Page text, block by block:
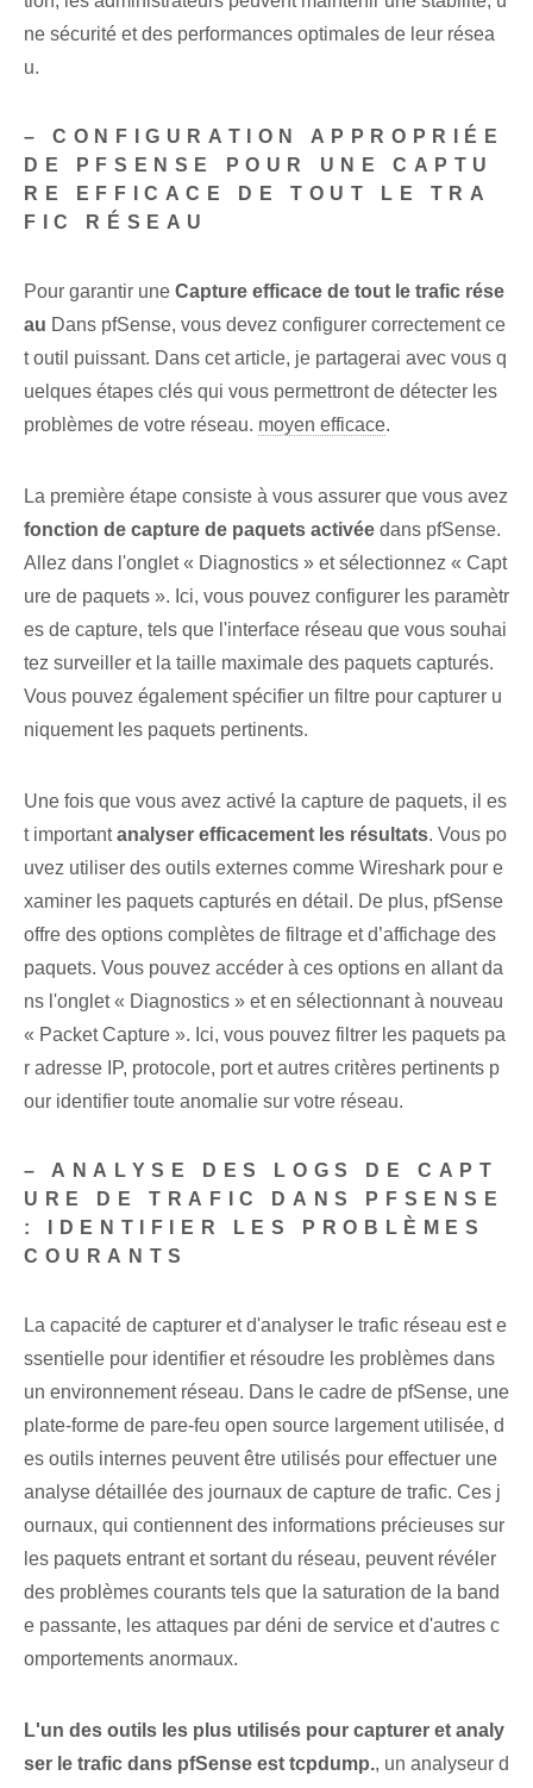
ne sécurité et des performances optimales de leur résea
u.
– CONFIGURATION APPROPRIÉE
DE PFSENSE POUR UNE CAPTU
RE EFFICACE DE TOUT LE TRA
FIC RÉSEAU
Pour garantir une Capture efficace de tout le trafic rése
au Dans pfSense, vous devez configurer correctement ce
t outil puissant. Dans cet article, je partagerai avec vous q
uelques étapes clés qui vous permettront de détecter les
problèmes de votre réseau. moyen efficace.
La première étape consiste à vous assurer que vous avez
fonction de capture de paquets activée dans pfSense.
Allez dans l'onglet « Diagnostics » et sélectionnez « Capt
ure de paquets ». Ici, vous pouvez configurer les paramètr
es de capture, tels que l'interface réseau que vous souhai
tez surveiller et la taille maximale des paquets capturés.
Vous pouvez également spécifier un filtre pour capturer u
niquement les paquets pertinents.
Une fois que vous avez activé la capture de paquets, il es
t importantanalyser efficacement les résultats. Vous po
uvez utiliser des outils externes comme Wireshark pour e
xaminer les paquets capturés en détail. De plus, pfSense
offre des options complètes de filtrage et d’affichage des
paquets. Vous pouvez accéder à ces options en allant da
ns l'onglet « Diagnostics » et en sélectionnant à nouveau
« Packet Capture ». Ici, vous pouvez filtrer les paquets pa
r adresse IP, protocole, port et autres critères pertinents p
our identifier toute anomalie sur votre réseau.
– ANALYSE DES LOGS DE CAPT
URE DE TRAFIC DANS PFSENSE
: IDENTIFIER LES PROBLÈMES
COURANTS
La capacité de capturer et d'analyser le trafic réseau est e
ssentielle pour identifier et résoudre les problèmes dans
un environnement réseau. Dans le cadre de pfSense, une
plate-forme de pare-feu open source largement utilisée, d
es outils internes peuvent être utilisés pour effectuer une
analyse détaillée des journaux de capture de trafic. Ces j
ournaux, qui contiennent des informations précieuses sur
les paquets entrant et sortant du réseau, peuvent révéler
des problèmes courants tels que la saturation de la band
e passante, les attaques par déni de service et d'autres c
omportements anormaux.
L'un des outils les plus utilisés pour capturer et analy
ser le trafic dans pfSense est tcpdump., un analyseur d